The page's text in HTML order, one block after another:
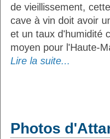
de vieillissement,
cave à vin doit avoir
et un taux d'humidité
moyen pour l'Haute-
Lire la suite...
Photos